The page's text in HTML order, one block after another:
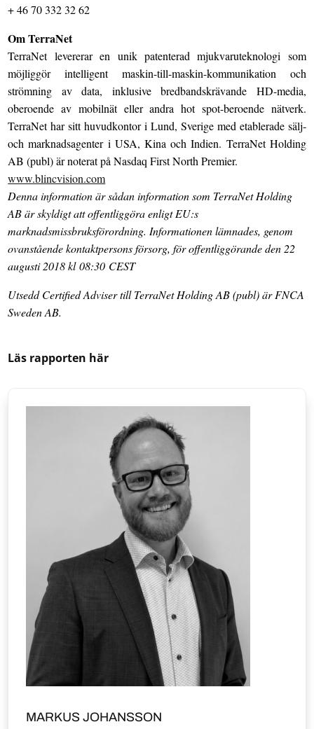
+ 46 70 332 32 62
Om TerraNet
TerraNet levererar en unik patenterad mjukvaruteknologi som
möjliggör intelligent maskin-till-maskin-kommunikation och
strömning av data, inklusive bredbandskrävande HD-media,
oberoende av mobilnät eller andra hot spot-beroende nätverk.
TerraNet har sitt huvudkontor i Lund, Sverige med etablerade sälj-
och marknadsagenter i USA, Kina och Indien. TerraNet Holding
AB (publ) är noterat på Nasdaq First North Premier.
www.blincvision.com
Denna information är sådan information som TerraNet Holding
AB är skyldigt att offentliggöra enligt EU:s
marknadsmissbruksförordning. Informationen lämnades, genom
ovanstående kontaktpersons försorg, för offentliggörande den 22
augusti 2018 kl 08:30 CEST
Utsedd Certified Adviser till TerraNet Holding AB (publ) är FNCA
Sweden AB.
Läs rapporten här
MARKUS JOHANSSON